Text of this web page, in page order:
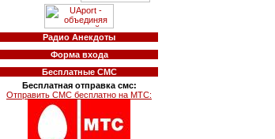
Радио Анекдоты
Форма входа
Бесплатные СМС
Бесплатная отправка смс:
Отправить СМС бесплатно на МТС: